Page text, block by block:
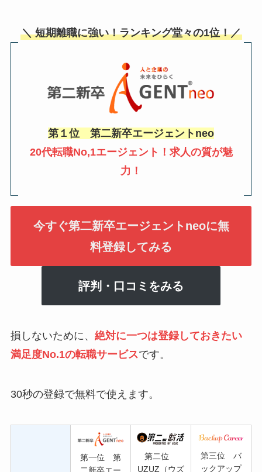
＼ 短期離職に強い！ランキング堂々の1位！／
第１位 第二新卒エージェントneo
20代転職No,1エージェント！求人の質が魅
力！
今すぐ第二新卒エージェントneoに無
料登録してみる
評判・口コミをみる
損しないために、 絶対に一つは登録しておきたい
満足度No.1の転職サービスです。
30秒の登録で無料で使えます。
第一位 第
二新卒エー
第二位
UZUZ（ウズ
第三位 バ
ックアップ